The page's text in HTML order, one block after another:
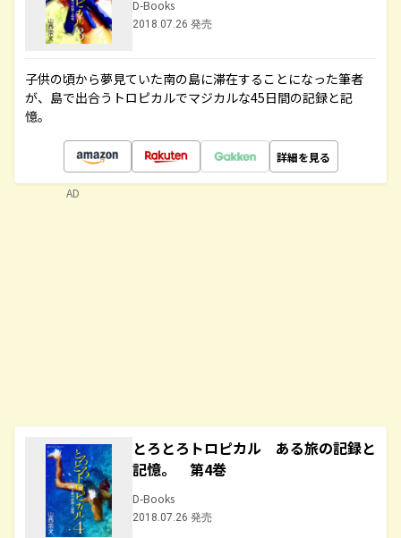
D-Books
2018.07.26 発売
子供の頃から夢見ていた南の島に滞在することになった筆者
が、島で出合うトロピカルでマジカルな45日間の記録と記
憶。
詳細を見る
とろとろトロピカル ある旅の記録と
記憶。 第4巻
D-Books
2018.07.26 発売
AD